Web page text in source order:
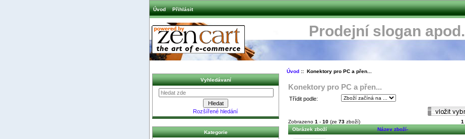
Úvod Přihlásit
Prodejní slogan apod.
Vyhledávaní
Rozšířené hledání
Kategorie
Úvod:: Konektory pro PC a přen...
Konektory pro PC a přen...
Třídit podle:
Zobrazeno 1 - 10 (ze 73 zboží) 1
Obrázek zboží
Název zboží-